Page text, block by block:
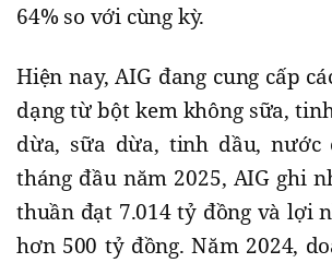
64% so với cùng kỳ.
Hiện nay, AIG đang cung cấp
dạng từ bột kem không sữa,
dừa, sữa dừa, tinh dầu, nước
tháng đầu năm 2025, AIG ghi
thuần đạt 7.014 tỷ đồng và lợi
hơn 500 tỷ đồng. Năm 2024,